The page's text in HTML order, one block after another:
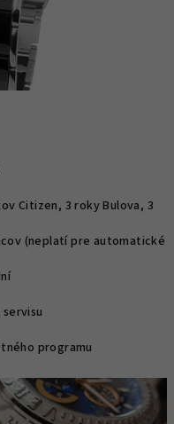
Citizen, 3 roky Bulova, 3
(neplatí pre automatické
programu